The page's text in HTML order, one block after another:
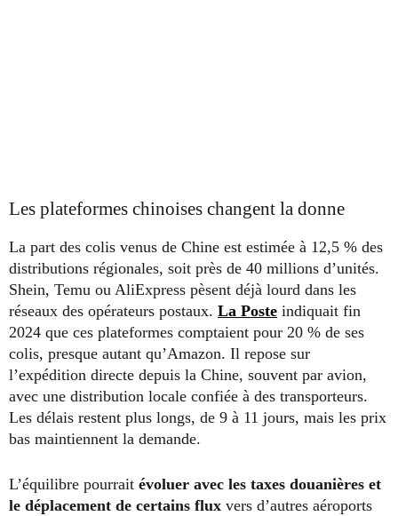
Les plateformes chinoises changent la donne
La part des colis venus de Chine est estimée à 12,5 % des
distributions régionales, soit près de 40 millions d’unités.
Shein, Temu ou AliExpress pèsent déjà lourd dans les
réseaux des opérateurs postaux. La Poste indiquait fin
2024 que ces plateformes comptaient pour 20 % de ses
colis, presque autant qu’Amazon. Il repose sur
l’expédition directe depuis la Chine, souvent par avion,
avec une distribution locale confiée à des transporteurs.
Les délais restent plus longs, de 9 à 11 jours, mais les prix
bas maintiennent la demande.
L’équilibre pourrait évoluer avec les taxes douanières et
le déplacement de certains flux vers d’autres aéroports